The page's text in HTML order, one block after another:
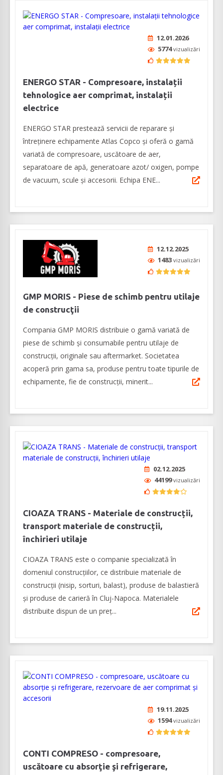
12.01.2026
5774vizualizări
ENERGO STAR - Compresoare, instalații
tehnologice aer comprimat, instalații
electrice
ENERGO STAR prestează servicii de reparare și
întreținere echipamente Atlas Copco și oferă o gamă
variată de compresoare, uscătoare de aer,
separatoare de apă, generatoare azot/ oxigen, pompe
de vacuum, scule şi accesorii. Echipa ENE...
12.12.2025
1483 vizualizări
GMP MORIS - Piese de schimb pentru utilaje
de construcţii
Compania GMP MORIS distribuie o gamă variată de
piese de schimb şi consumabile pentru utilaje de
construcţii, originale sau aftermarket. Societatea
acoperă prin gama sa, produse pentru toate tipurile de
echipamente, fie de construcţii, minerit...
02.12.2025
44199vizualizări
CIOAZA TRANS - Materiale de construcții,
transport materiale de construcții,
închirieri utilaje
CIOAZA TRANS este o companie specializată în
domeniul construcţiilor, ce distribuie materiale de
construcții (nisip, sorturi, balast), produse de balastieră
și produse de carieră în Cluj-Napoca. Materialele
distribuite dispun de un preţ...
19.11.2025
1594vizualizări
CONTI COMPRESO - compresoare,
uscătoare cu absorţie şi refrigerare,